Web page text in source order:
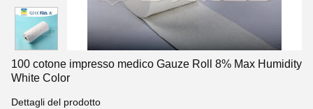
100 cotone impresso medico Gauze Roll 8% Max Humidity
White Color
Dettagli del prodotto